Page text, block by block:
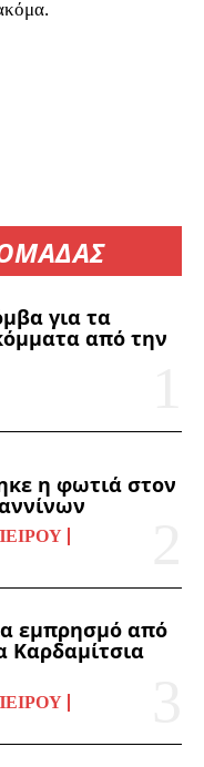
για τα
από την
η φωτιά στον
εμπρησμό από
Καρδαμίτσια